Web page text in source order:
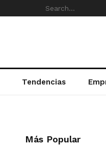
Tendencias
Más Popular